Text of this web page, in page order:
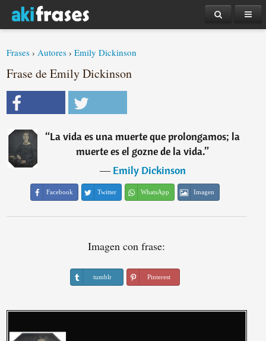
Frases ›Autores ›Emily Dickinson
Frase de Emily Dickinson
“La vida es una muerte que prolongamos; la
muerte es el gozne de la vida.”
―Emily Dickinson
Facebook Twitter WhatsApp Imagen
Imagen con frase:
tumblr Pinterest